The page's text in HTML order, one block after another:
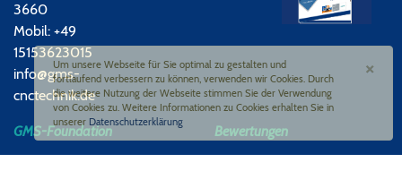
3660
Mobil: +49
15153623015
info@gms-
cnctechnik.de
GMS-Foundation Bewertungen
Um unsere Webseite für Sie optimal zu gestalten und
fortlaufend verbessern zu können, verwenden wir Cookies. Durch
die weitere Nutzung der Webseite stimmen Sie der Verwendung
von Cookies zu. Weitere Informationen zu Cookies erhalten Sie in
unserer Datenschutzerklärung
×